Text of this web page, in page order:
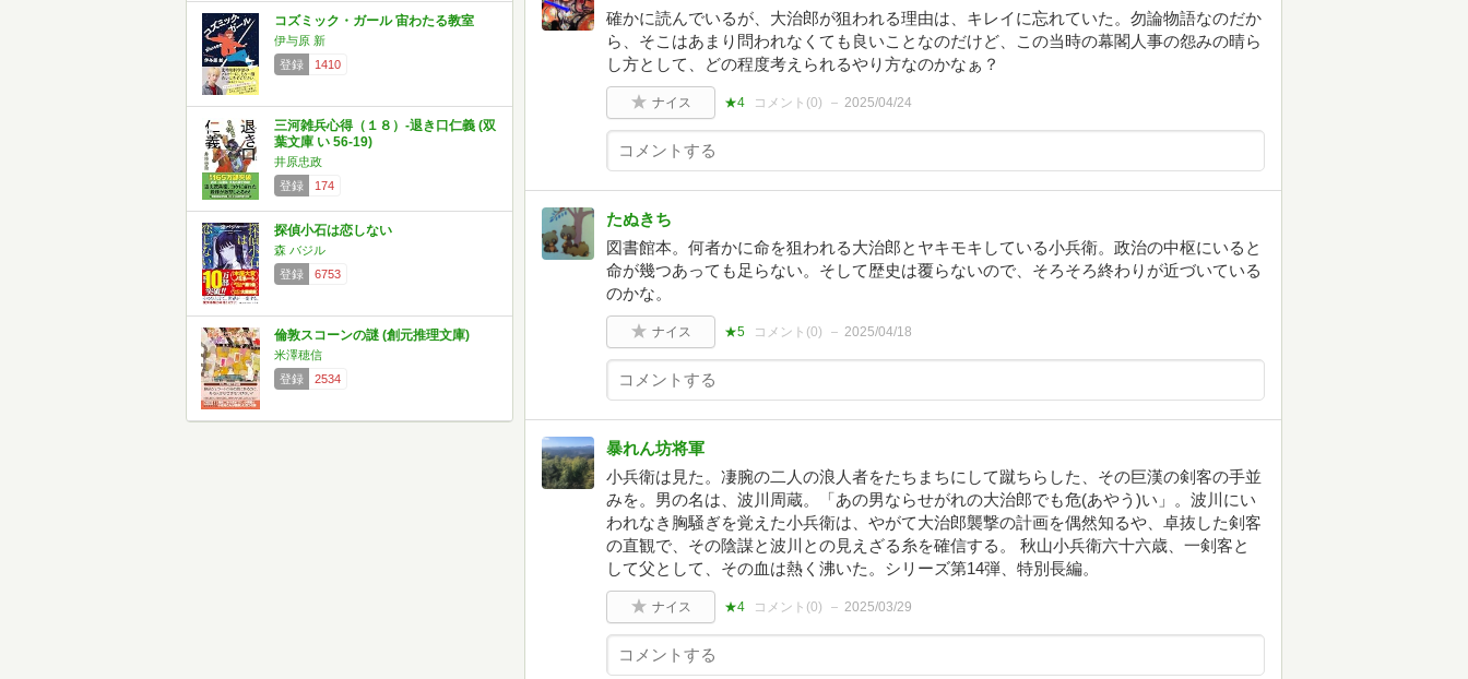
コズミック・ガール 宙わたる教室
伊与原 新
登録
1410
三河雑兵心得（１８）-退き口仁義 (双
葉文庫 い 56-19)
井原忠政
登録
174
探偵小石は恋しない
森 バジル
登録
6753
倫敦スコーンの謎 (創元推理文庫)
米澤穂信
登録
2534
確かに読んでいるが、大治郎が狙われる理由は、キレイに忘れていた。勿論物語なのだか
ら、そこはあまり問われなくても良いことなのだけど、この当時の幕閣人事の怨みの晴ら
し方として、どの程度考えられるやり方なのかなぁ？
ナイス ★4 コメント(0) 2025/04/24
たぬきち
図書館本。何者かに命を狙われる大治郎とヤキモキしている小兵衛。政治の中枢にいると
命が幾つあっても足らない。そして歴史は覆らないので、そろそろ終わりが近づいている
のかな。
ナイス ★5 コメント(0) 2025/04/18
暴れん坊将軍
小兵衛は見た。凄腕の二人の浪人者をたちまちにして蹴ちらした、その巨漢の剣客の手並
みを。男の名は、波川周蔵。「あの男ならせがれの大治郎でも危(あやう)い」。波川にい
われなき胸騒ぎを覚えた小兵衛は、やがて大治郎襲撃の計画を偶然知るや、卓抜した剣客
の直観で、その陰謀と波川との見えざる糸を確信する。 秋山小兵衛六十六歳、一剣客と
して父として、その血は熱く沸いた。シリーズ第14弾、特別長編。
ナイス ★4 コメント(0) 2025/03/29